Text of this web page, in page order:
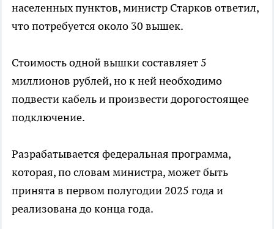
населенных пунктов, министр Старков ответил,
что потребуется около 30 вышек.
Стоимость одной вышки составляет 5
миллионов рублей, но к ней необходимо
подвести кабель и произвести дорогостоящее
подключение.
Разрабатывается федеральная программа,
которая, по словам министра, может быть
принята в первом полугодии 2025 года и
реализована до конца года.